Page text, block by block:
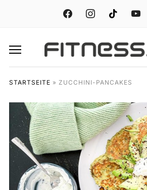
facebook instagramtiktok youtube
STARTSEITE » ZUCCHINI-PANCAKES